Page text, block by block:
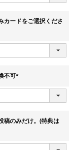
カードをご選択くださ
不可
須
稿のみだけ。(特典は